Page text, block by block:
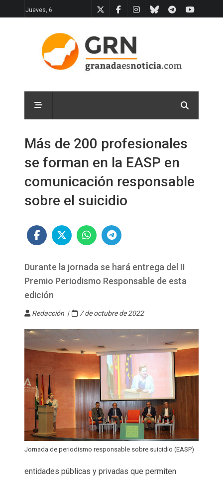
Jueves, 6
Más de 200 profesionales
se forman en la EASP en
comunicación responsable
sobre el suicidio
Durante la jornada se hará entrega del II
Premio Periodismo Responsable de esta
edición
Redacción | 7 de octubre de 2022
Jornada de periodismo responsable sobre suicidio (EASP)
entidades públicas y privadas que permiten